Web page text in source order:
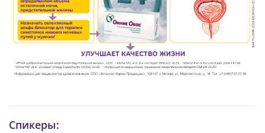
Спикеры: